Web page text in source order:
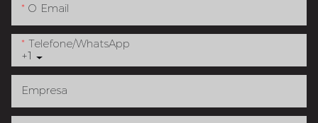
O Email
+1
Telefone/whatsApp
Empresa